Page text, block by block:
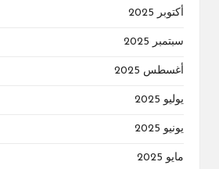
أكتوبر 2025
سبتمبر 2025
أغسطس 2025
يوليو 2025
يونيو 2025
مايو 2025